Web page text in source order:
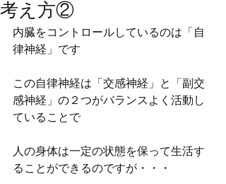
考え方②
内臓をコントロールしているのは「自
律神経」です
この自律神経は「交感神経」と「副交
感神経」の２つがバランスよく活動し
ていることで
人の身体は一定の状態を保って生活す
ることができるのですが・・・